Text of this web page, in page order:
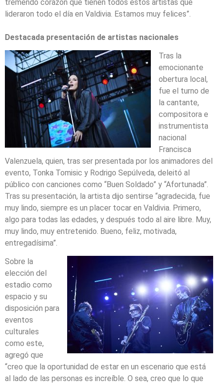
tremendo corazón que tienen todos estos artistas que
lideraron todo el día en Valdivia. Estamos muy felices”.
Destacada presentación de artistas nacionales
Tras la
emocionante
obertura local,
fue el turno de
la cantante,
compositora e
instrumentista
nacional
Francisca
Valenzuela, quien, tras ser presentada por los animadores del
evento, Tonka Tomisic y Rodrigo Sepúlveda, deleitó al
público con canciones como “Buen Soldado” y “Afortunada”.
Tras su presentación, la artista dijo sentirse “agradecida, fue
muy lindo, siempre es un placer tocar en Valdivia. Primero,
algo para todas las edades, y después todo al aire libre. Muy,
muy lindo, muy entretenido. Bueno, feliz, motivada,
entregadísima”.
Sobre la
elección del
estadio como
espacio y su
disposición para
eventos
culturales
como este,
agregó que
“creo que la oportunidad de estar en un escenario que está
al lado de las personas es increíble. O sea, creo que lo que